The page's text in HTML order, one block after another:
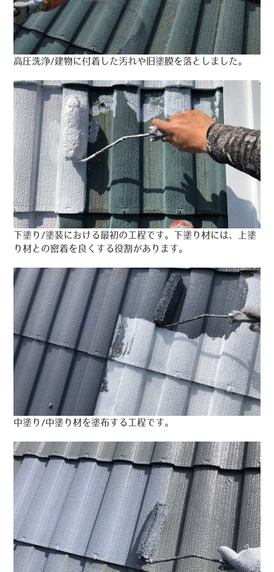
高圧洗浄/建物に付着した汚れや旧塗膜を落としました。
下塗り/塗装における最初の工程です。下塗り材には、上塗
り材との密着を良くする役割があります。
中塗り/中塗り材を塗布する工程です。